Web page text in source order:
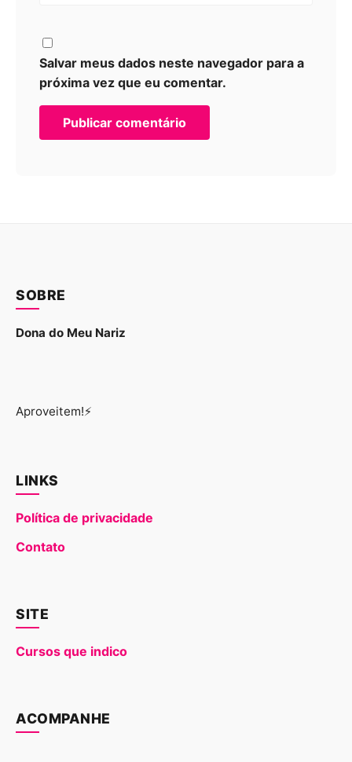
Salvar meus dados neste navegador para a
próxima vez que eu comentar.
SOBRE
Dona do Meu Nariz
Aproveitem!⚡
LINKS
Política de privacidade
Contato
SITE
Cursos que indico
ACOMPANHE